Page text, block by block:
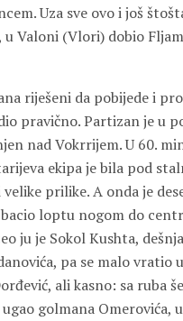
Uza sve ovo i još
Valoni (Vlori) dobio
riješeni da pobijede i
pravično. Partizan je u
nad Vokrrijem. U 60.
ekipa je bila pod
prilike. A onda je
loptu nogom do
ju je Sokol Kushta,
pa se malo vratio
ali kasno: sa ruba
golmana Omerovića,